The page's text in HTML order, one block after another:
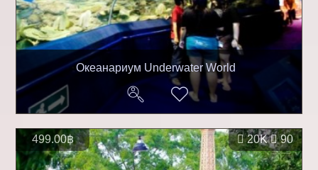
Океанариум Underwater World
20K 90
499.00฿